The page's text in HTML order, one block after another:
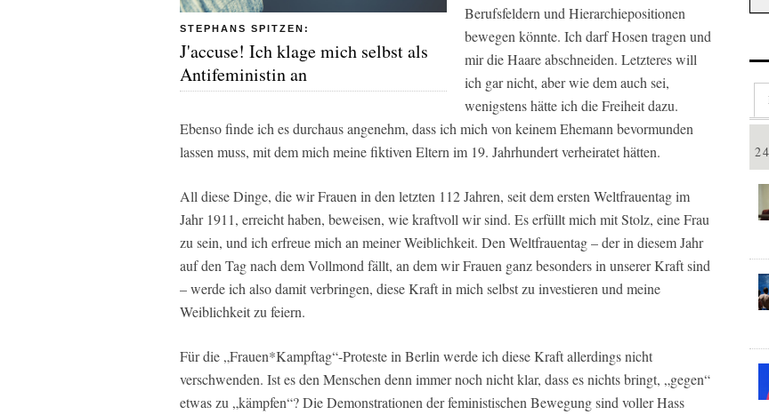
STEPHANS SPITZEN:
J'accuse! Ich klage mich selbst als
Antifeministin an
Berufsfeldern und Hierarchiepositionen
bewegen könnte. Ich darf Hosen tragen und
mir die Haare abschneiden. Letzteres will
ich gar nicht, aber wie dem auch sei,
wenigstens hätte ich die Freiheit dazu.
Ebenso finde ich es durchaus angenehm, dass ich mich von keinem Ehemann bevormunden
lassen muss, mit dem mich meine fiktiven Eltern im 19. Jahrhundert verheiratet hätten.
All diese Dinge, die wir Frauen in den letzten 112 Jahren, seit dem ersten Weltfrauentag im
Jahr 1911, erreicht haben, beweisen, wie kraftvoll wir sind. Es erfüllt mich mit Stolz, eine Frau
zu sein, und ich erfreue mich an meiner Weiblichkeit. Den Weltfrauentag – der in diesem Jahr
auf den Tag nach dem Vollmond fällt, an dem wir Frauen ganz besonders in unserer Kraft sind
– werde ich also damit verbringen, diese Kraft in mich selbst zu investieren und meine
Weiblichkeit zu feiern.
Für die „Frauen*Kampftag“-Proteste in Berlin werde ich diese Kraft allerdings nicht
verschwenden. Ist es den Menschen denn immer noch nicht klar, dass es nichts bringt, „gegen“
etwas zu „kämpfen“? Die Demonstrationen der feministischen Bewegung sind voller Hass